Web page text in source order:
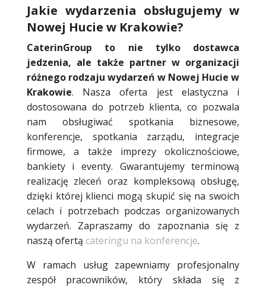
Jakie wydarzenia obsługujemy w
Nowej Hucie w Krakowie?
CaterinGroup to nie tylko dostawca
jedzenia, ale także partner w organizacji
różnego rodzaju wydarzeń w Nowej Hucie w
Krakowie. Nasza oferta jest elastyczna i
dostosowana do potrzeb klienta, co pozwala
nam obsługiwać spotkania biznesowe,
konferencje, spotkania zarządu, integracje
firmowe, a także imprezy okolicznościowe,
bankiety i eventy. Gwarantujemy terminową
realizację zleceń oraz kompleksową obsługę,
dzięki której klienci mogą skupić się na swoich
celach i potrzebach podczas organizowanych
wydarzeń. Zapraszamy do zapoznania się z
naszą ofertą cateringu na konferencje.
W ramach usług zapewniamy profesjonalny
zespół pracowników, który składa się z